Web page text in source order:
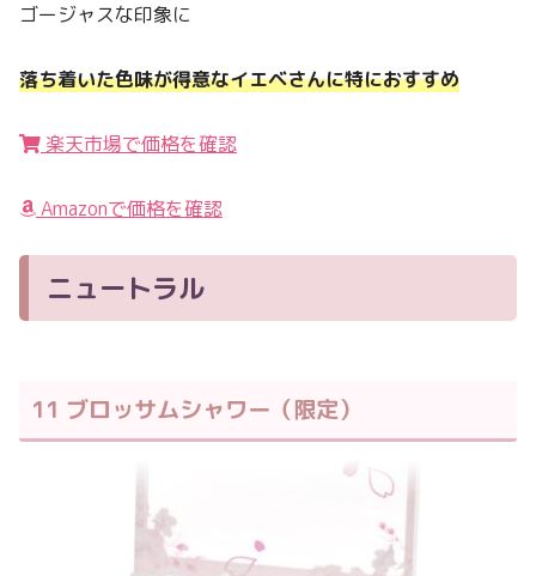
ゴージャスな印象に
落ち着いた色味が得意なイエベさんに特におすすめ
楽天市場で価格を確認
Amazonで価格を確認
ニュートラル
11 ブロッサムシャワー（限定）